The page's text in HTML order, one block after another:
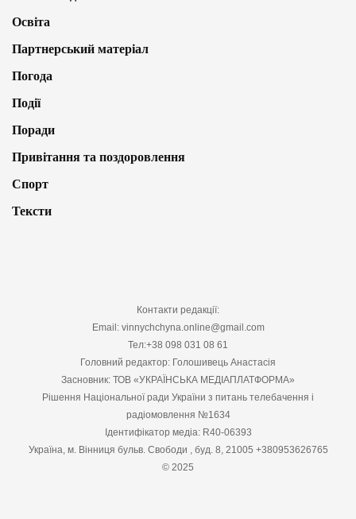
Освіта
Партнерський матеріал
Погода
Події
Поради
Привітання та поздоровлення
Спорт
Тексти
Контакти редакції:
Email: vinnychchyna.online@gmail.com
Тел:+38 098 031 08 61
Головний редактор: Голошивець Анастасія
Засновник: ТОВ «УКРАЇНСЬКА МЕДІАПЛАТФОРМА»
Рішення Національної ради України з питань телебачення і
радіомовлення №1634
Ідентифікатор медіа: R40-06393
Україна, м. Вінниця бульв. Свободи , буд. 8, 21005 +380953626765
© 2025